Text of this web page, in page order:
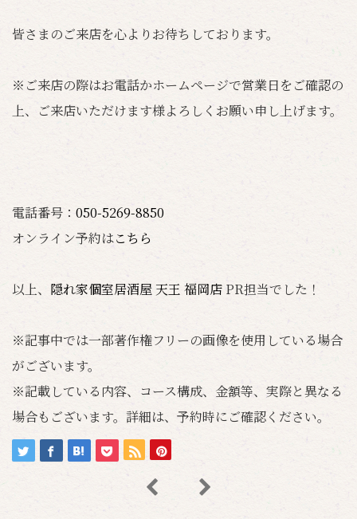
皆さまのご来店を心よりお待ちしております。
※ご来店の際はお電話かホームページで営業日をご確認の
上、ご来店いただけます様よろしくお願い申し上げます。
電話番号： 050-5269-8850
オンライン予約はこちら
以上、 隠れ家個室居酒屋 天王 福岡店 PR担当でした！
※記事中では一部著作権フリーの画像を使用している場合
がございます。
※記載している内容、コース構成、金額等、実際と異なる
場合もございます。詳細は、予約時にご確認ください。